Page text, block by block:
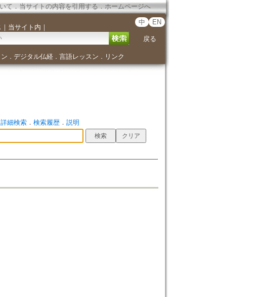
て．当サイトの内容を引用する ． ホームページへ
｜ 当サイト内 ｜
中 EN
戻る
． デジタル仏経． 言語レッスン ． リンク
詳細検索． 検索履歴． 説明